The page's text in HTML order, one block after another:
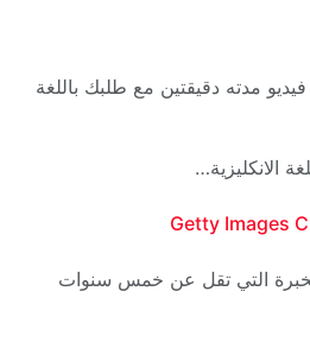
مدته دقيقتين مع طلبك باللغة
الانكليزية…
Getty Images
التي تقل عن خمس سنوات